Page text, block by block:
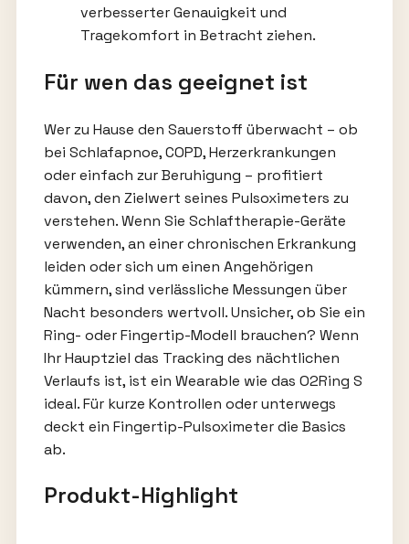
verbesserter Genauigkeit und
Tragekomfort in Betracht ziehen.
Für wen das geeignet ist
Wer zu Hause den Sauerstoff überwacht – ob
bei Schlafapnoe, COPD, Herzerkrankungen
oder einfach zur Beruhigung – profitiert
davon, den Zielwert seines Pulsoximeters zu
verstehen. Wenn Sie Schlaftherapie-Geräte
verwenden, an einer chronischen Erkrankung
leiden oder sich um einen Angehörigen
kümmern, sind verlässliche Messungen über
Nacht besonders wertvoll. Unsicher, ob Sie ein
Ring- oder Fingertip-Modell brauchen? Wenn
Ihr Hauptziel das Tracking des nächtlichen
Verlaufs ist, ist ein Wearable wie das O2Ring S
ideal. Für kurze Kontrollen oder unterwegs
deckt ein Fingertip-Pulsoximeter die Basics
ab.
Produkt-Highlight